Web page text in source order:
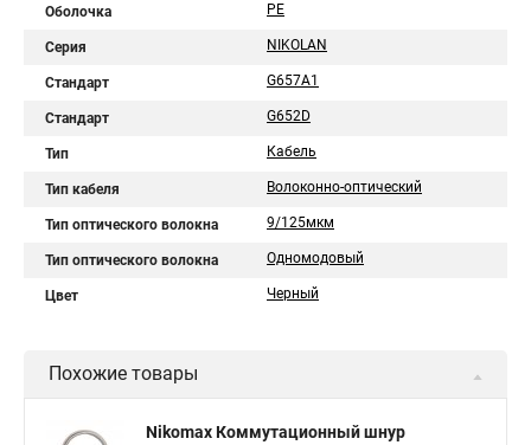
Оболочка PE
Серия NIKOLAN
Стандарт G657A1
Стандарт G652D
Тип Кабель
Тип кабеля Волоконно-оптический
Тип оптического волокна 9/125мкм
Тип оптического волокна Одномодовый
Цвет Черный
Похожие товары
Nikomax Коммутационный шнур